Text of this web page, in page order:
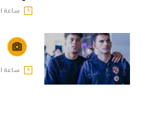
ساعة |
ساعة |